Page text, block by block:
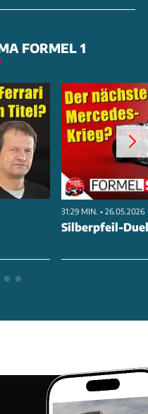
FORMEL 1
31:29 MIN. • 26.05.2026
Silberpfeil-